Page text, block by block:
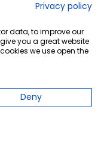
Privacy policy
data, to improve our
you a great website
we use open the
Deny